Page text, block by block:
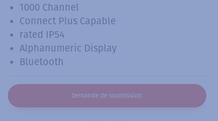
1000 Channel
Connect Plus Capable
rated IP54
Alphanumeric Display
Bluetooth
Demande de soumission